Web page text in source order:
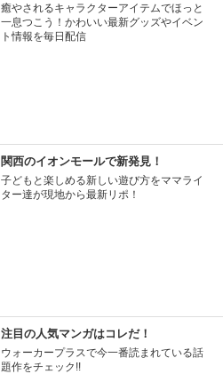
癒やされるキャラクターアイテムでほっと
一息つこう！かわいい最新グッズやイベン
ト情報を毎日配信
関西のイオンモールで新発見！
子どもと楽しめる新しい遊び方をママライ
ター達が現地から最新リポ！
注目の人気マンガはコレだ！
ウォーカープラスで今一番読まれている話
題作をチェック!!